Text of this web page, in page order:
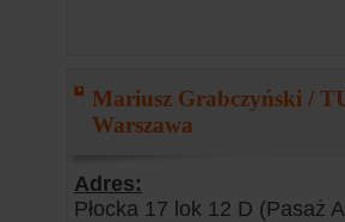
Mariusz Grabczyński /
Warszawa
Adres:
Płocka 17 lok 12 D (Pasaż